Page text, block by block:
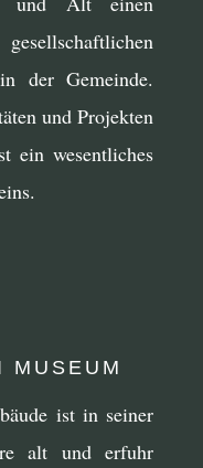
der Gemeinde.
und Projekten
ein wesentliches
MUSEUM
ist in seiner
alt und erfuhr